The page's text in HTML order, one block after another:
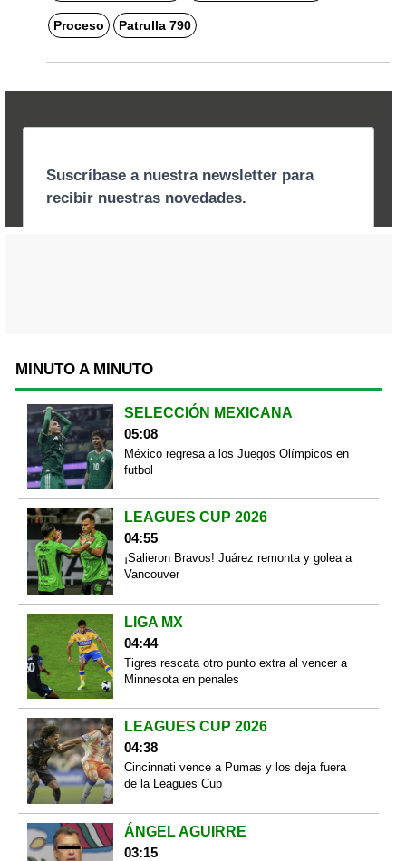
Proceso Patrulla 790
MINUTO A MINUTO
SELECCIÓN MEXICANA
05:08
México regresa a los Juegos Olímpicos en
futbol
LEAGUES CUP 2026
04:55
¡Salieron Bravos! Juárez remonta y golea a
Vancouver
LIGA MX
04:44
Tigres rescata otro punto extra al vencer a
Minnesota en penales
LEAGUES CUP 2026
04:38
Cincinnati vence a Pumas y los deja fuera
de la Leagues Cup
ÁNGEL AGUIRRE
03:15